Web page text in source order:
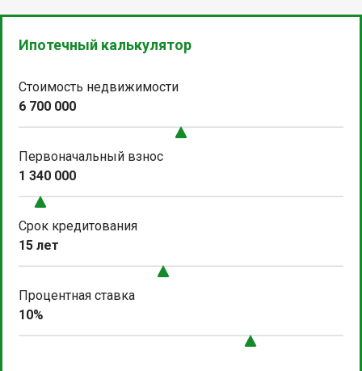
Ипотечный калькулятор
Стоимость недвижимости
6 700 000
Первоначальный взнос
1 340 000
Срок кредитования
15 лет
Процентная ставка
10%